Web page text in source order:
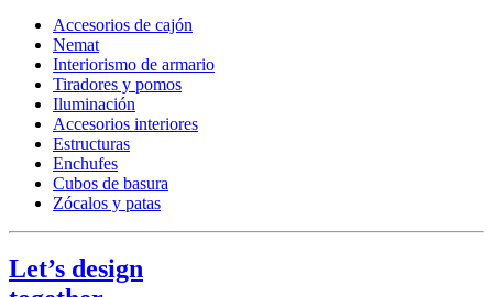
Accesorios de cajón
Nemat
Interiorismo de armario
Tiradores y pomos
Iluminación
Accesorios interiores
Estructuras
Enchufes
Cubos de basura
Zócalos y patas
Let’s design